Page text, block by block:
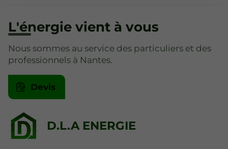
D.L.A ENERGIE
L'énergie vient à vous
Nous sommes au service des particuliers et des
professionnels à Nantes.
Devis